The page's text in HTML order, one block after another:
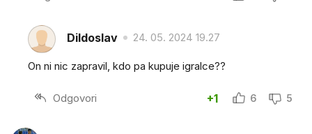
Dildoslav 24. 05. 2024 19.27
On ni nic zapravil, kdo pa kupuje igralce??
Odgovori +1 6 5